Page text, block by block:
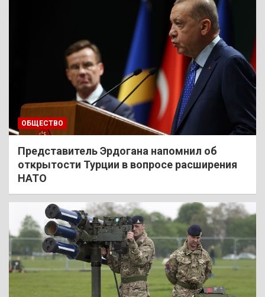
ОБЩЕСТВО
Представитель Эрдогана напомнил об
открытости Турции в вопросе расширения
НАТО